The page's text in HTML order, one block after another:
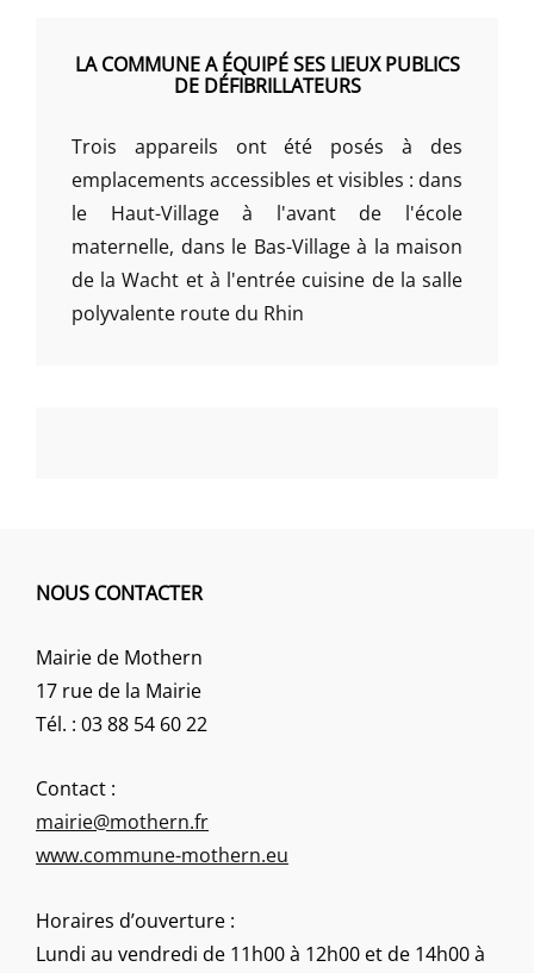
LA COMMUNE A ÉQUIPÉ SES LIEUX PUBLICS
DE DÉFIBRILLATEURS
Trois appareils ont été posés à des
emplacements accessibles et visibles : dans
le Haut-Village à l'avant de l'école
maternelle, dans le Bas-Village à la maison
de la Wacht et à l'entrée cuisine de la salle
polyvalente route du Rhin
NOUS CONTACTER
Mairie de Mothern
17 rue de la Mairie
Tél. : 03 88 54 60 22
Contact :
mairie@mothern.fr
www.commune-mothern.eu
Horaires d’ouverture :
Lundi au vendredi de 11h00 à 12h00 et de 14h00 à